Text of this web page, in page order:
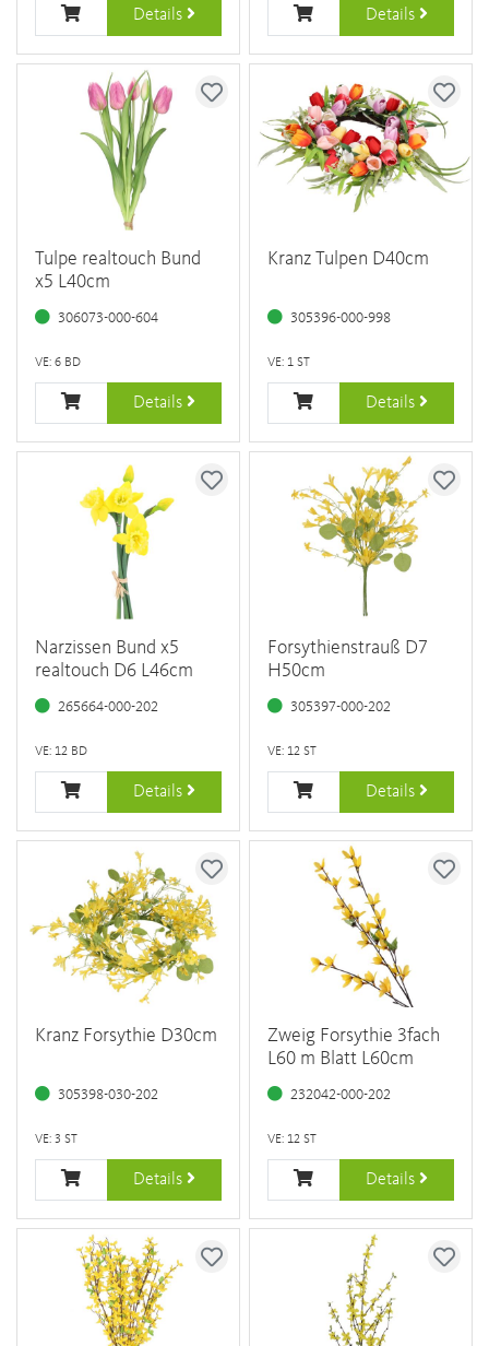
Details Details
Tulpe realtouch Bund
x5 L40cm
306073-000-604
VE: 6 BD
Details
Kranz Tulpen D40cm
305396-000-998
VE: 1 ST
Details
Narzissen Bund x5
realtouch D6 L46cm
265664-000-202
VE: 12 BD
Details
Forsythienstrauß D7
H50cm
305397-000-202
VE: 12 ST
Details
Kranz Forsythie D30cm
305398-030-202
VE: 3 ST
Details
Zweig Forsythie 3fach
L60 m Blatt L60cm
232042-000-202
VE: 12 ST
Details